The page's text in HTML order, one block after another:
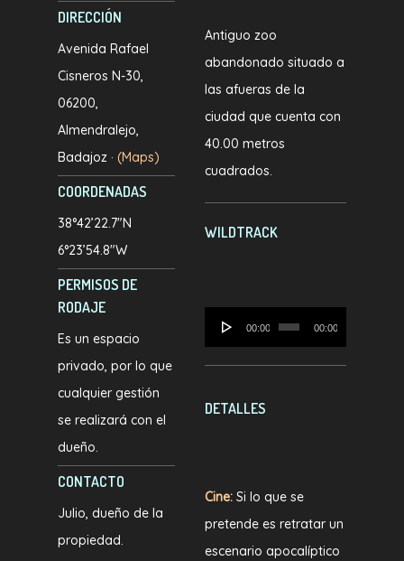
DIRECCIÓN
Avenida Rafael
Cisneros N-30,
06200,
Almendralejo,
Badajoz ·(Maps)
COORDENADAS
38°42’22.7″N
6°23’54.8″W
PERMISOS DE
RODAJE
Es un espacio
privado, por lo que
cualquier gestión
se realizará con el
dueño.
CONTACTO
Julio, dueño de la
propiedad.
Antiguo zoo
abandonado situado a
las afueras de la
ciudad que cuenta con
40.00 metros
cuadrados.
WILDTRACK
Reproductor
de
00:00 00:00
DETALLES
Cine:Si lo que se
pretende es retratar un
escenario apocalíptico